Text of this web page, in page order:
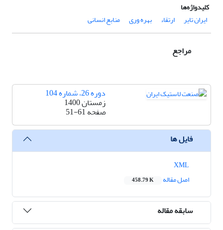
کلیدواژه‌ها
ایران تایر
ارتقاء بهره وری منابع انسانی
مراجع
دوره 26، شماره 104
زمستان 1400
صفحه51-61
فایل ها
اصل مقاله
458.79 K
سابقه مقاله